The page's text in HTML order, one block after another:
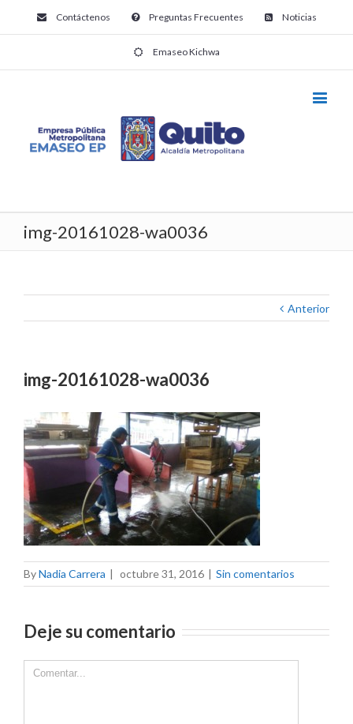
Contáctenos Preguntas Frecuentes Noticias
Emaseo Kichwa
img-20161028-wa0036
Anterior
img-20161028-wa0036
ByNadia Carrera | octubre 31, 2016 | Sin comentarios
Deje su comentario
Comment